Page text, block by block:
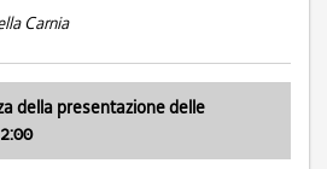
Carnia
della presentazione delle